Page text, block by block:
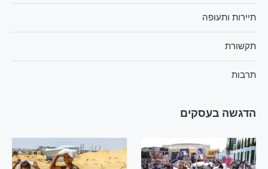
תיירות ותעופה
תקשורת
תרבות
הדגשה בעסקים